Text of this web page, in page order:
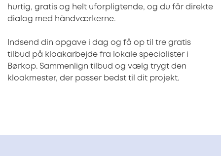
hurtig, gratis og helt uforpligtende, og du får direkte
dialog med håndværkerne.
Indsend din opgave i dag og få op til tre gratis
tilbud på kloakarbejde fra lokale specialister i
Børkop. Sammenlign tilbud og vælg trygt den
kloakmester, der passer bedst til dit projekt.